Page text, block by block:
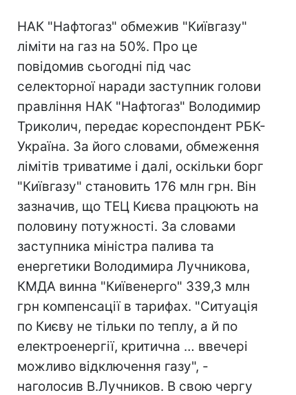
НАК "Нафтогаз" обмежив "Київгазу"
ліміти на газ на 50%. Про це
повідомив сьогодні під час
селекторної наради заступник голови
правління НАК "Нафтогаз" Володимир
Триколич, передає кореспондент РБК-
Україна. За його словами, обмеження
лімітів триватиме і далі, оскільки борг
"Київгазу" становить 176 млн грн. Він
зазначив, що ТЕЦ Києва працюють на
половину потужності. За словами
заступника міністра палива та
енергетики Володимира Лучникова,
КМДА винна "Київенерго" 339,3 млн
грн компенсації в тарифах. "Ситуація
по Києву не тільки по теплу, а й по
електроенергії, критична … ввечері
можливо відключення газу", -
наголосив В.Лучников. В свою чергу